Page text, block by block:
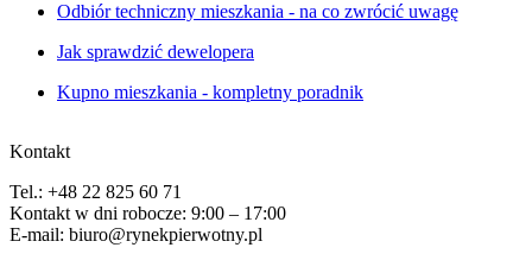
Odbiór techniczny mieszkania - na co zwrócić uwagę
Jak sprawdzić dewelopera
Kupno mieszkania - kompletny poradnik
Kontakt
Tel.: +48 22 825 60 71
Kontakt w dni robocze: 9:00 – 17:00
E-mail: biuro@rynekpierwotny.pl